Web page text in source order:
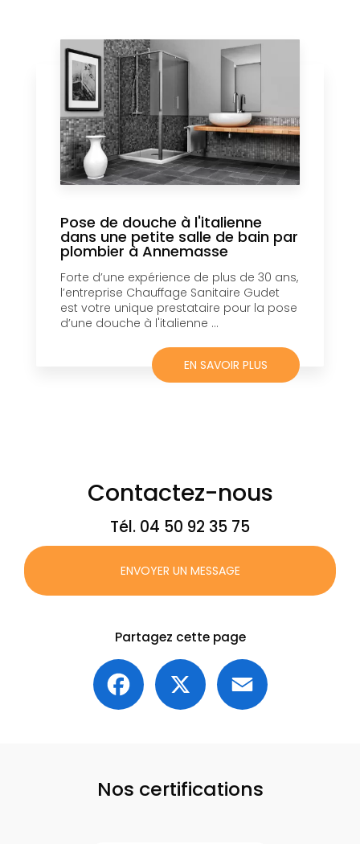
Pose de douche à l'italienne
dans une petite salle de bain par
plombier à Annemasse
Forte d’une expérience de plus de 30 ans,
l’entreprise Chauffage Sanitaire Gudet
est votre unique prestataire pour la pose
d’une douche à l'italienne ...
EN SAVOIR PLUS
Contactez-nous
Tél. 04 50 92 35 75
ENVOYER UN MESSAGE
Partagez cette page
Facebook
Nos certifications